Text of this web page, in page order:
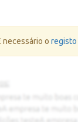
necessário oregisto